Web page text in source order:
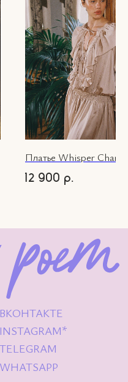
Платье Whisper
12 900 р.
+7 916